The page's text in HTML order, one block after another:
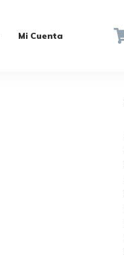
Mi Cuenta